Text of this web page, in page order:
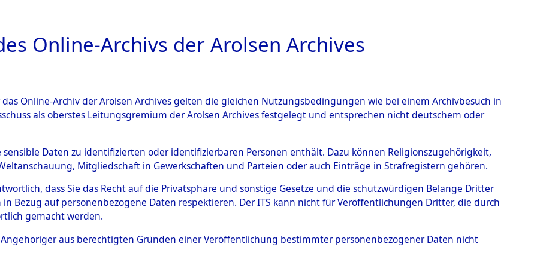
ARCHIVALE ÜBERSICHT BILD
0001 (108008457)
Person KONCZAK, CZESLAW
Online-Archivs der Arolsen Archives
Online-Archiv der Arolsen Archives gelten die gleichen Nutzungsbedingungen wie bei einem Archivbesuch in
als oberstes Leitungsgremium der Arolsen Archives festgelegt und entsprechen nicht deutschem oder
Daten zu identifizierten oder identifizierbaren Personen enthält. Dazu können Religionszugehörigkeit,
Mitgliedschaft in Gewerkschaften und Parteien oder auch Einträge in Strafregistern gehören.
dass Sie das Recht auf die Privatsphäre und sonstige Gesetze und die schutzwürdigen Belange Dritter
Bezug auf personenbezogene Daten respektieren. Der ITS kann nicht für Veröffentlichungen Dritter, die durch
gemacht werden.
aus berechtigten Gründen einer Veröffentlichung bestimmter personenbezogener Daten nicht